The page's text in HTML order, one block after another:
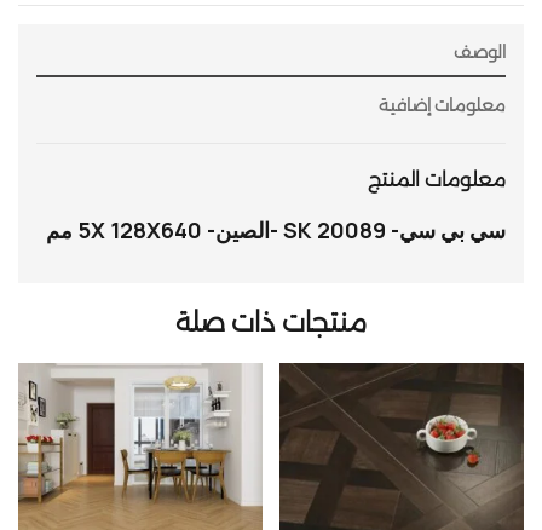
الوصف
معلومات إضافية
معلومات المنتج
سي بي سي- SK 20089 -الصين- 5X 128X640 مم
منتجات ذات صلة